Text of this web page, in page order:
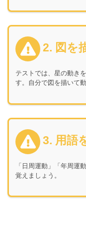
2. 図を
テストでは、星の動き
す。自分で図を描いて
3. 用語
「日周運動」「年周運
覚えましょう。